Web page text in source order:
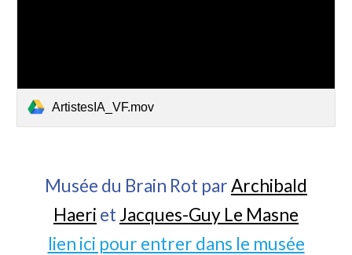
ArtistesIA_VF.mov
Musée du Brain Rot parArchibald
Haeri et Jacques-Guy Le Masne
lien ici pour entrer dans le musée